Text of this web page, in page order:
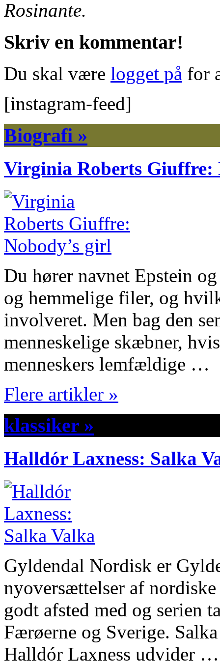
Rosinante.
Skriv en kommentar!
Du skal være logget på for
[instagram-feed]
Biografi »
Virginia Roberts Giuffre:
Du hører navnet Epstein
og hemmelige filer, og
involveret. Men bag den
menneskelige skæbner,
menneskers lemfældige …
Flere artikler »
klassiker »
Halldór Laxness: Salka
Gyldendal Nordisk er
nyoversættelser af
godt afsted med og serien
Færøerne og Sverige.
Halldór Laxness udvider …